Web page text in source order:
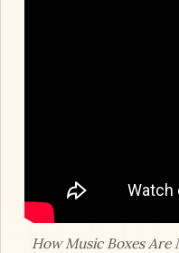
How Music Boxes